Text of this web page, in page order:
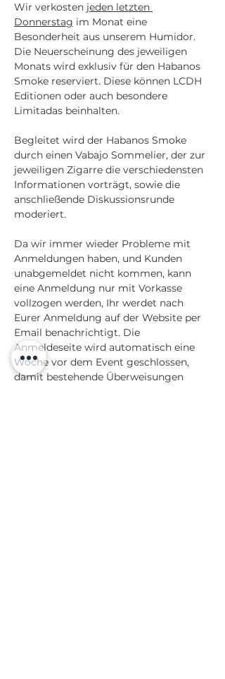
Wir verkosten jeden letzten
Donnerstag im Monat eine
Besonderheit aus unserem Humidor.
Die Neuerscheinung des jeweiligen
Monats wird exklusiv für den Habanos
Smoke reserviert. Diese können LCDH
Editionen oder auch besondere
Limitadas beinhalten.
Begleitet wird der Habanos Smoke
durch einen Vabajo Sommelier, der zur
jeweiligen Zigarre die verschiedensten
Informationen vorträgt, sowie die
anschließende Diskussionsrunde
moderiert.
Da wir immer wieder Probleme mit
Anmeldungen haben, und Kunden
unabgemeldet nicht kommen, kann
eine Anmeldung nur mit Vorkasse
vollzogen werden, Ihr werdet nach
Eurer Anmeldung auf der Website per
Email benachrichtigt. Die
Anmeldeseite wird automatisch eine
Woche vor dem Event geschlossen,
damit bestehende Überweisungen